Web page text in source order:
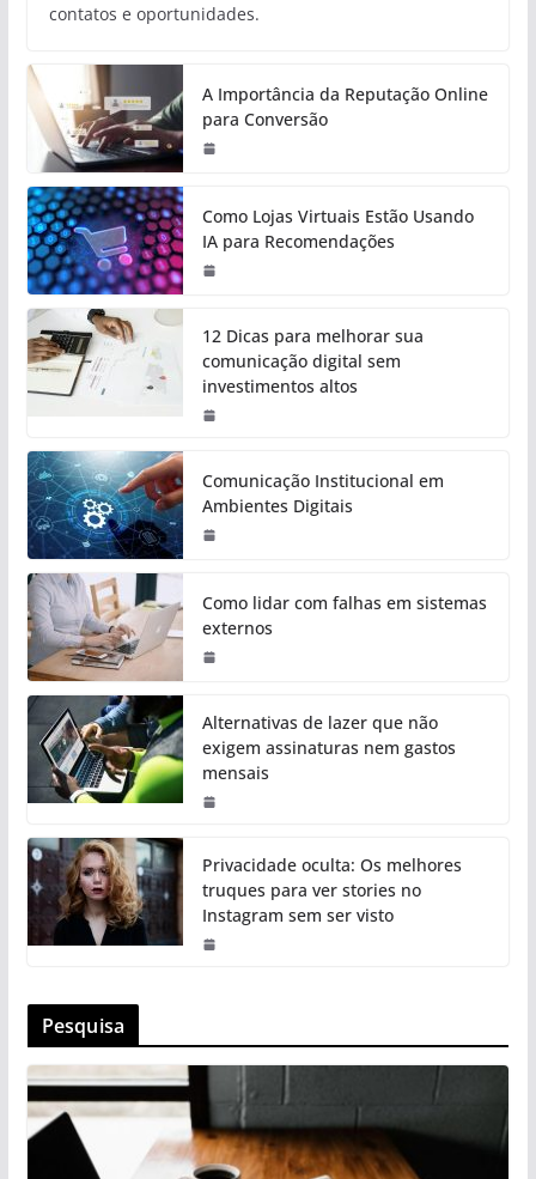
contatos e oportunidades.
A Importância da Reputação Online
para Conversão
Como Lojas Virtuais Estão Usando
IA para Recomendações
12 Dicas para melhorar sua
comunicação digital sem
investimentos altos
Comunicação Institucional em
Ambientes Digitais
Como lidar com falhas em sistemas
externos
Alternativas de lazer que não
exigem assinaturas nem gastos
mensais
Privacidade oculta: Os melhores
truques para ver stories no
Instagram sem ser visto
Pesquisa